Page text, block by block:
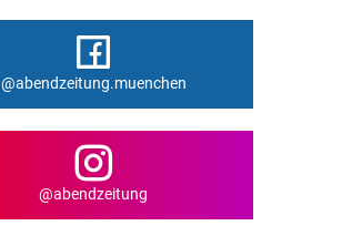
@abendzeitung.muenchen
@abendzeitung